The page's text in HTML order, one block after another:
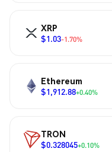
XRP
$1.03-1.70%
Ethereum
$1,912.88+0.40%
TRON
$0.328045+0.10%